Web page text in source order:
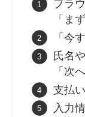
ブラ
「ま
「今
氏名
「次
支払
入力